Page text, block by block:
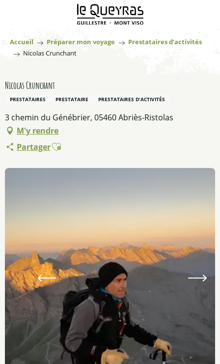
principal
Accueil Préparer mon voyage
Prestataires d’activités
Nicolas Crunchant
Nicolas Crunchant
PRESTATAIRES PRESTATAIRE PRESTATAIRES D'ACTIVITÉS
3 chemin du Génébrier, 05460 Abriès-Ristolas
M'y rendre
PartagerAjouter aux favoris